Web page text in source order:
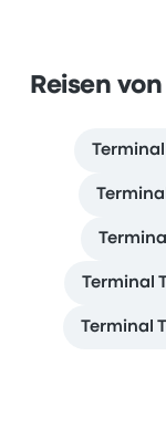
Reisen
Terminal
Terminal